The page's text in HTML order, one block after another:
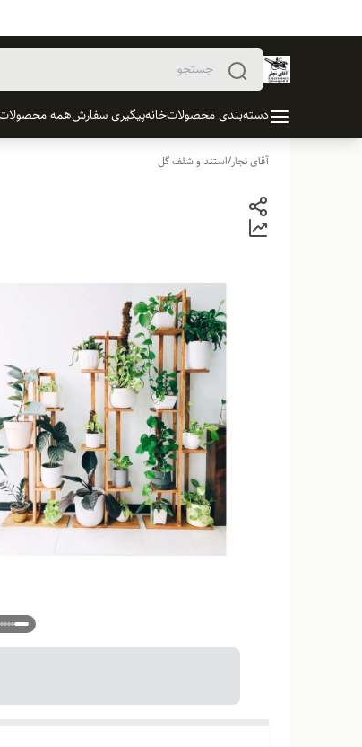
دسته‌بندی محصولاتخانهپیگیری سفارشهمه
آقای نجار/استند و شلف گل